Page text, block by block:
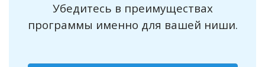
Убедитесь в преимуществах
программы именно для вашей ниши.